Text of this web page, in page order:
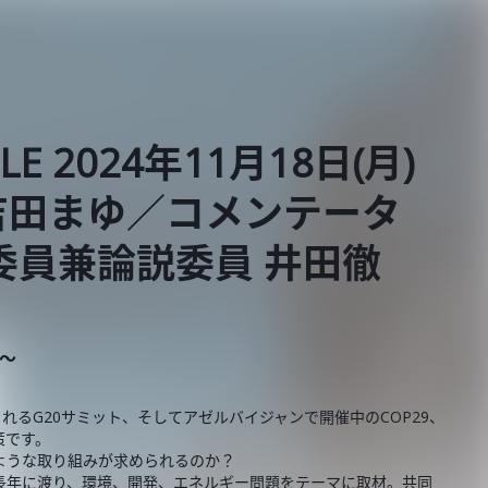
2024年11月18日(月)
まゆ／コメンテータ
兼論説委員 井田徹
G20サミット、そしてアゼルバイジャンで開催中のCOP29、
す。
な取り組みが求められるのか？
に渡り、環境、開発、エネルギー問題をテーマに取材。共同